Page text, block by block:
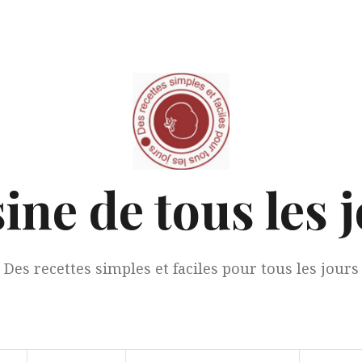
de tous les
Des recettes simples et faciles pour tous les jours